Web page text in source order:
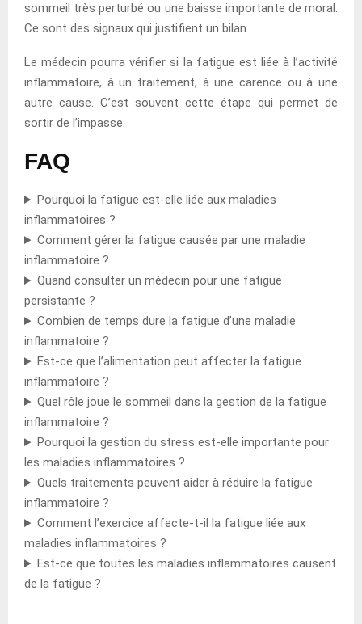
sommeil très perturbé ou une baisse importante de moral.
Ce sont des signaux qui justifient un bilan.
Le médecin pourra vérifier si la fatigue est liée à l’activité
inflammatoire, à un traitement, à une carence ou à une
autre cause. C’est souvent cette étape qui permet de
sortir de l’impasse.
FAQ
Pourquoi la fatigue est-elle liée aux maladies
inflammatoires ?
Comment gérer la fatigue causée par une maladie
inflammatoire ?
Quand consulter un médecin pour une fatigue
persistante ?
Combien de temps dure la fatigue d’une maladie
inflammatoire ?
Est-ce que l’alimentation peut affecter la fatigue
inflammatoire ?
Quel rôle joue le sommeil dans la gestion de la fatigue
inflammatoire ?
Pourquoi la gestion du stress est-elle importante pour
les maladies inflammatoires ?
Quels traitements peuvent aider à réduire la fatigue
inflammatoire ?
Comment l’exercice affecte-t-il la fatigue liée aux
maladies inflammatoires ?
Est-ce que toutes les maladies inflammatoires causent
de la fatigue ?